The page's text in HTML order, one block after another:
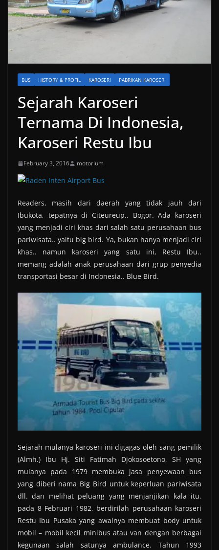
BUS HISTORY & PROFIL KAROSERI PABRIKAN KAROSERI
Sejarah Karoseri
Ternama Di Indonesia,
Karoseri Restu Ibu
February 3, 2016 imotorium
Readers, masih dari daerah yang tidak jauh dari
Ibukota, tepatnya di Citeureup.. Bogor. Ada karoseri
yang menjadi ciri khas dari salah satu perusahaan bus
pariwisata.. yaitu big bird. Ya, bukan hanya menjadi ciri
khas.. namun karoseri yang satu ini, Restu Ibu..
memang adalah anak perusahaan dari grup penyedia
transportasi besar di Indonesia.. Blue Bird.
Sejarah mulanya karoseri ini digagas oleh sang pemilik
(Almh.) Ibu Hj. Siti Fatimah Djokosoetono, SH yang
mulanya pada 1979 membuka jasa penyewaan bus
yang diberi nama Big Bird untuk keperluan pariwisata
dll. dan melihat peluang yang menjanjikan kala itu,
pada 8 Februari 1982, berdirilah perusahaan karoseri
Restu Ibu Pusaka yang awalnya membuat body untuk
mobil – mobil kecil minibus atau van dengan berbagai
kegunaan salah satunya ambulance. Tahun 1993